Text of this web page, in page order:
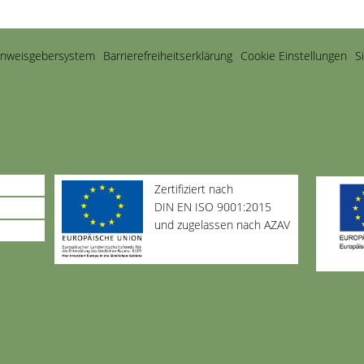
Barriere­freiheits­erklärung Cookie Einstellungen
Zertifiziert nach
DIN EN ISO 9001:2015
und zugelassen nach AZAV